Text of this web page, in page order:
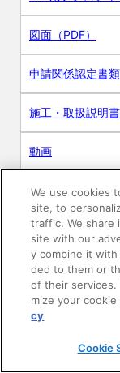
図面（PDF）
申請関係認定書類
施工・取扱説明書
動画
シミュレーショ
24時間換気シス
簡易設計見積ソ
R&Dセンター環
商品マスター申
We use cookies
site, to
traffic. We share
site with our
y combine it
ded to them or
of their services.
mize your
cy
Cookie